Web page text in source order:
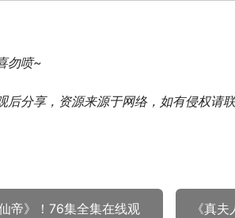
勿喷~
后分享，资源来源于网络，如有侵权请联
帝》！76集全集在线观
《真